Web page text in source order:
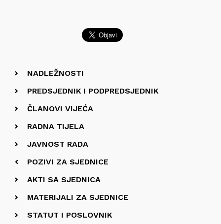
NADLEŽNOSTI
PREDSJEDNIK I PODPREDSJEDNIK
ČLANOVI VIJEĆA
RADNA TIJELA
JAVNOST RADA
POZIVI ZA SJEDNICE
AKTI SA SJEDNICA
MATERIJALI ZA SJEDNICE
STATUT I POSLOVNIK